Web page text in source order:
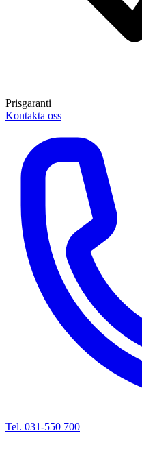
Prisgaranti
Kontakta oss
Tel. 031-550 700